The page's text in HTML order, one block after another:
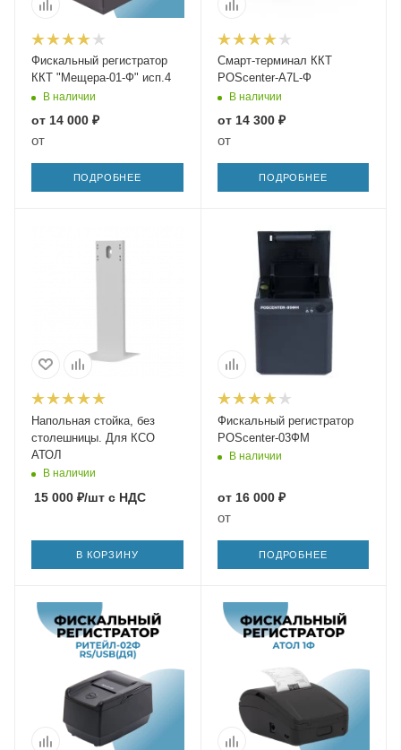
Фискальный регистратор
ККТ "Мещера-01-Ф" исп.4
В наличии
от 14 000 ₽
от
ПОДРОБНЕЕ
Смарт-терминал ККТ
POScenter-A7L-Ф
В наличии
от 14 300 ₽
от
ПОДРОБНЕЕ
Напольная стойка, без
столешницы. Для КСО
АТОЛ
В наличии
15 000 ₽/шт с НДС
В КОРЗИНУ
Фискальный регистратор
POScenter-03ФМ
В наличии
от 16 000 ₽
от
ПОДРОБНЕЕ